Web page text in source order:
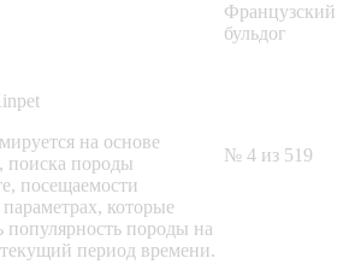
Французский
бульдог
на основе
поиска породы
посещаемости
которые
популярность породы на
период времени.
№ 4 из 519